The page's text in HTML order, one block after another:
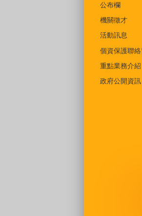
公布欄
機關徵才
活動訊息
個資保護聯絡
重點業務介紹
政府公開資訊